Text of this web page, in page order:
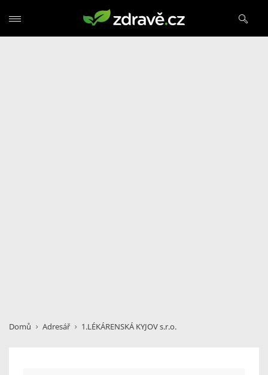
Domů Adresář 1.LÉKÁRENSKÁ KYJOV s.r.o.